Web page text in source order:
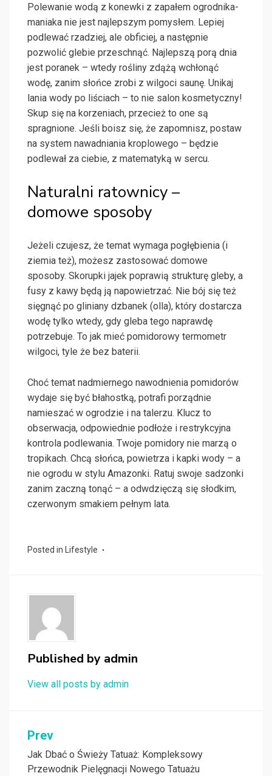
Polewanie wodą z konewki z zapałem ogrodnika-
maniaka nie jest najlepszym pomysłem. Lepiej
podlewać rzadziej, ale obficiej, a następnie
pozwolić glebie przeschnąć. Najlepszą porą dnia
jest poranek – wtedy rośliny zdążą wchłonąć
wodę, zanim słońce zrobi z wilgoci saunę. Unikaj
lania wody po liściach – to nie salon kosmetyczny!
Skup się na korzeniach, przecież to one są
spragnione. Jeśli boisz się, że zapomnisz, postaw
na system nawadniania kroplowego – będzie
podlewał za ciebie, z matematyką w sercu.
Naturalni ratownicy –
domowe sposoby
Jeżeli czujesz, że temat wymaga pogłębienia (i
ziemia też), możesz zastosować domowe
sposoby. Skorupki jajek poprawią strukturę gleby, a
fusy z kawy będą ją napowietrzać. Nie bój się też
sięgnąć po gliniany dzbanek (olla), który dostarcza
wodę tylko wtedy, gdy gleba tego naprawdę
potrzebuje. To jak mieć pomidorowy termometr
wilgoci, tyle że bez baterii.
Choć temat nadmiernego nawodnienia pomidorów
wydaje się być błahostką, potrafi porządnie
namieszać w ogrodzie i na talerzu. Klucz to
obserwacja, odpowiednie podłoże i restrykcyjna
kontrola podlewania. Twoje pomidory nie marzą o
tropikach. Chcą słońca, powietrza i kapki wody – a
nie ogrodu w stylu Amazonki. Ratuj swoje sadzonki
zanim zaczną tonąć – a odwdzięczą się słodkim,
czerwonym smakiem pełnym lata.
Posted in Lifestyle
Published by admin
View all posts by admin
Nawigacja
wpisu
Prev
Jak Dbać o Świeży Tatuaż: Kompleksowy
Przewodnik Pielęgnacji Nowego Tatuażu